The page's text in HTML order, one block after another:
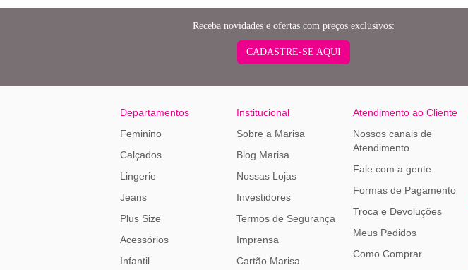
Receba novidades e ofertas com preços exclusivos:
CADASTRE-SE AQUI
Departamentos
Feminino
Calçados
Lingerie
Jeans
Plus Size
Acessórios
Infantil
Institucional
Sobre a Marisa
Blog Marisa
Nossas Lojas
Investidores
Termos de Segurança
Imprensa
Cartão Marisa
Atendimento ao Cliente
Nossos canais de
Atendimento
Fale com a gente
Formas de Pagamento
Troca e Devoluções
Meus Pedidos
Como Comprar